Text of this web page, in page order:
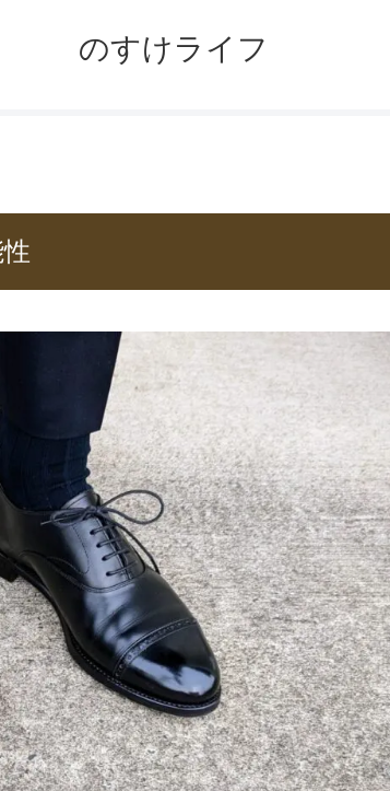
のすけライフ